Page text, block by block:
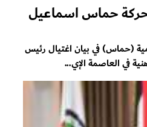
حركة حماس اسماعيل
(حماس) في بيان اغتيال رئيس
في العاصمة الإي...